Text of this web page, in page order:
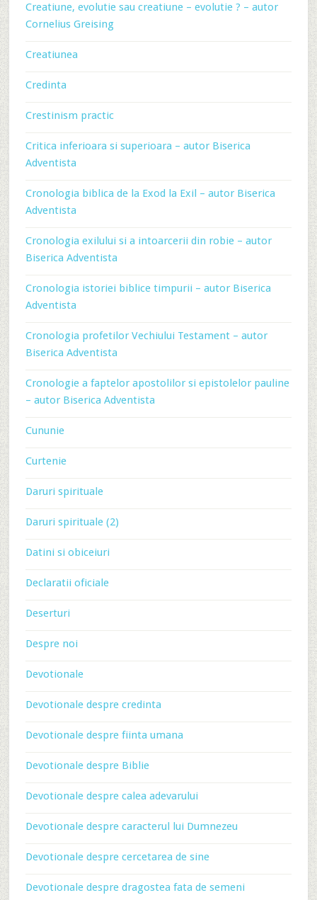
Creatiune, evolutie sau creatiune – evolutie ? – autor
Cornelius Greising
Creatiunea
Credinta
Crestinism practic
Critica inferioara si superioara – autor Biserica
Adventista
Cronologia biblica de la Exod la Exil – autor Biserica
Adventista
Cronologia exilului si a intoarcerii din robie – autor
Biserica Adventista
Cronologia istoriei biblice timpurii – autor Biserica
Adventista
Cronologia profetilor Vechiului Testament – autor
Biserica Adventista
Cronologie a faptelor apostolilor si epistolelor pauline
– autor Biserica Adventista
Cununie
Curtenie
Daruri spirituale
Daruri spirituale (2)
Datini si obiceiuri
Declaratii oficiale
Deserturi
Despre noi
Devotionale
Devotionale despre credinta
Devotionale despre fiinta umana
Devotionale despre Biblie
Devotionale despre calea adevarului
Devotionale despre caracterul lui Dumnezeu
Devotionale despre cercetarea de sine
Devotionale despre dragostea fata de semeni